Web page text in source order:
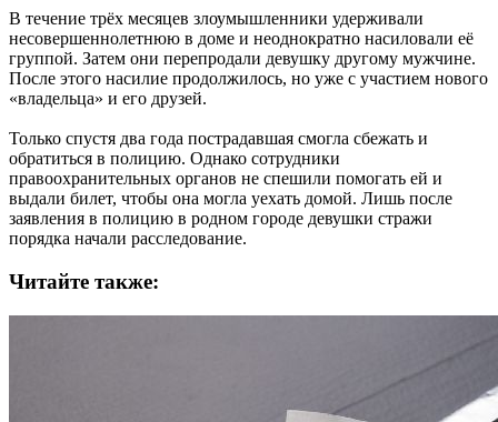
В течение трёх месяцев злоумышленники удерживали
несовершеннолетнюю в доме и неоднократно насиловали её
группой. Затем они перепродали девушку другому мужчине.
После этого насилие продолжилось, но уже с участием нового
«владельца» и его друзей.
Только спустя два года пострадавшая смогла сбежать и
обратиться в полицию. Однако сотрудники
правоохранительных органов не спешили помогать ей и
выдали билет, чтобы она могла уехать домой. Лишь после
заявления в полицию в родном городе девушки стражи
порядка начали расследование.
Читайте также: